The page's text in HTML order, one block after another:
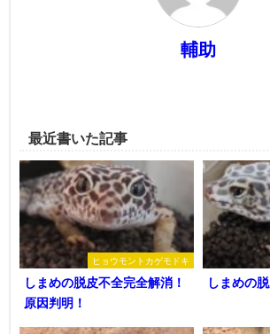
輔助
最近書いた記事
ヒョウモントカゲモドキ
しまめの脱皮不全完全解消！
原因判明！
しまめの